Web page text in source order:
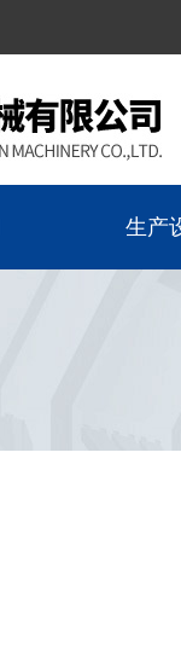
生产